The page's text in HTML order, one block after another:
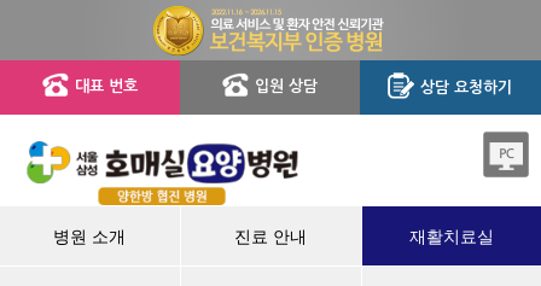
대표 번호 입원 상담 상담 요청하기
병원 소개 진료 안내 재활치료실